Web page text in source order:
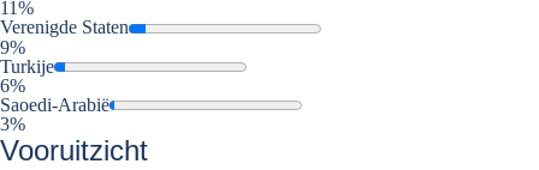
11%
Verenigde Staten
9%
Turkije
6%
Saoedi-Arabië
3%
Vooruitzicht